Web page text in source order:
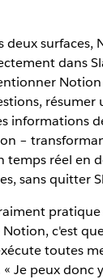
deux surfaces,
dans
résumer
informations
–
temps réel en
sans quitter
Notion, c'est
toutes
« Je peux donc